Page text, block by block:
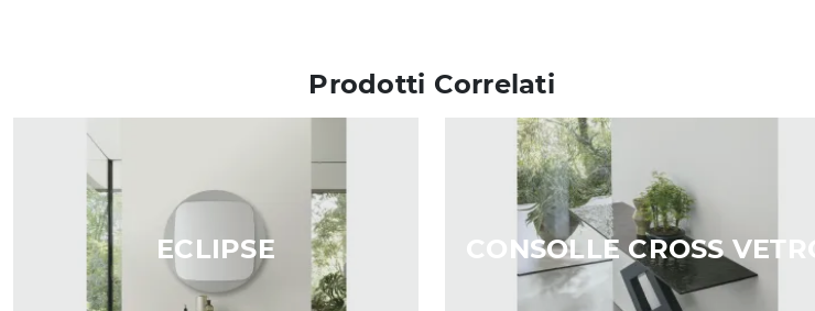
Prodotti Correlati
ECLIPSE CONSOLLE CROSS VETRO